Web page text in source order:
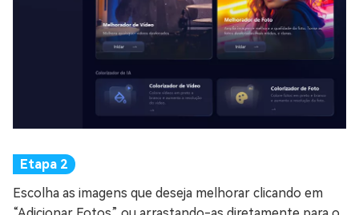
Escolha as imagens que deseja melhorar clicando em